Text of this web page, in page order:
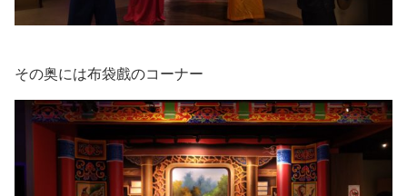
その奥には布袋戲のコーナー